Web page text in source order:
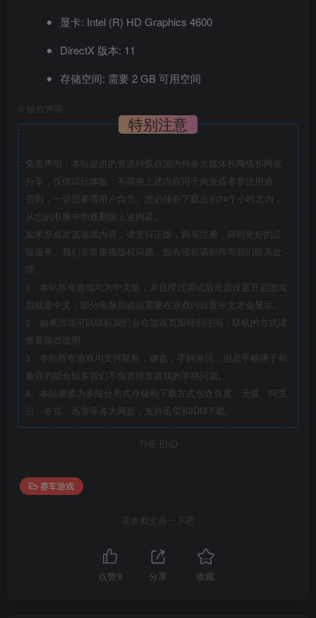
显卡: Intel (R) HD Graphics 4600
DirectX 版本: 11
存储空间: 需要 2 GB 可用空间
版权声明
特别注意
免责声明：本站提供的资源转载自国内外各大媒体和网络和网友
分享，仅供试玩体验；不得将上述内容用于商业或者非法用途，
否则，一切后果请用户自负。您必须在下载后的24个小时之内，
从您的电脑中彻底删除上述内容。
如果您喜欢该游戏内容，请支持正版，购买注册，得到更好的正
版服务。我们非常重视版权问题，如有侵权请邮件与我们联系处
理。
1、本站所有游戏均为中文版，并且经过调试后无需设置开启游戏
后就是中文，部分电脑启动后需要在游戏内设置中文才会显示。
2、如果游戏可以联机我们会在游戏页面特别注明，联机的方式请
查看游戏说明。
3、本站所有游戏均支持鼠标，键盘，手柄游玩，但是手柄牌子和
兼容的组合较多我们不负责排查游戏的手柄问题。
4、本站资源为多段分布式存储和下载方式包含百度、天翼、阿里
云、夸克、迅雷等各大网盘，支持迅雷和IDM下载。
THE END
赛车游戏
喜欢就支持一下吧
点赞 9 分享 收藏